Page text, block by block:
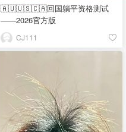
🇦🇺🇺🇸🇨🇦回国躺平资格测试
——2026官方版
CJ111